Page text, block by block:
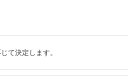
て決定します。